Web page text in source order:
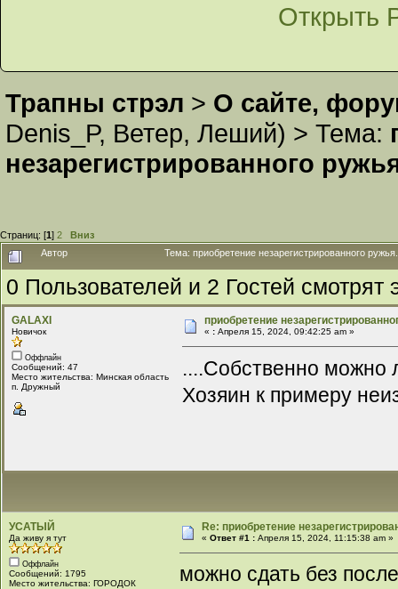
Открыть
Трапны стрэл > О сайте,
Denis_P, Ветер, Леший) > Тема:
незарегистрированного
Страниц: [1] 2
Вниз
Автор
Тема: приобретение незарегистрированного
0 Пользователей и 2 Гостей смотрят
GALAXI
Новичок
Оффлайн
Сообщений: 47
Место жительства: Минская область
п. Дружный
приобретение
« : Апреля 15, 2024, 09:42:25 am »
....Собственно можно
Хозяин к примеру
УСАТЫЙ
Да живу я тут
Оффлайн
Сообщений: 1795
Место жительства: ГОРОДОК
Re: приобретение
«Ответ #1 : Апреля 15, 2024, 11:15:38 am »
можно сдать без